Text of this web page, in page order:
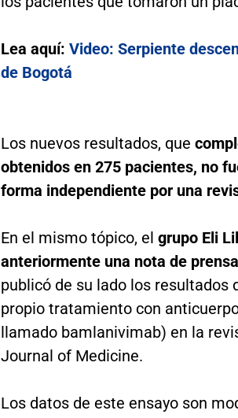
Lea aquí: Video: Serpiente
de Bogotá
Los nuevos resultados, que
obtenidos en 275 pacientes, no
forma independiente por una
En el mismo tópico, el grupo Eli
anteriormente una nota de
publicó de su lado los resultados
propio tratamiento con
llamado bamlanivimab) en la
Journal of Medicine.
Los datos de este ensayo son